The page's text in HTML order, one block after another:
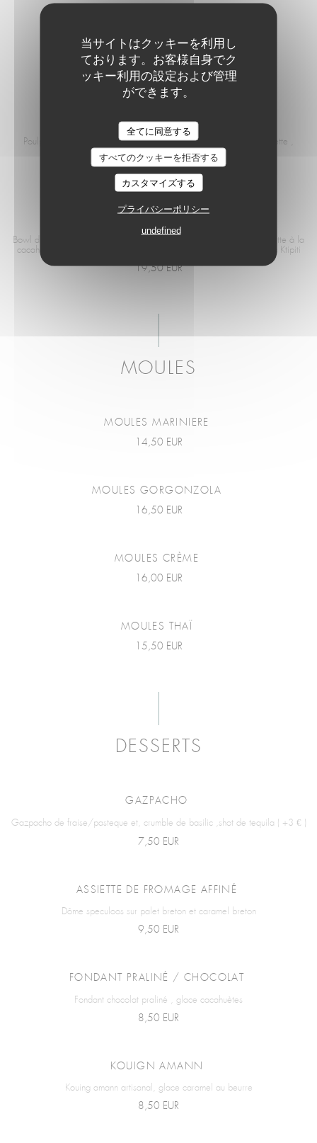
当サイトはクッキーを利用し
ております。お客様自身でク
ッキー利用の設定および管理
ができます。
全てに同意する
すべてのクッキーを拒否する
カスタマイズする
プライバシーポリシー
undefined
Steak haché et frite ou Fish and chips Boisson et Glace
12,00 EUR
POULPE
Poulpe grillé, purée de coco au sésame , sauce chimichurri , roquette ,
légume de la ferme
21,50 EUR
Bowl du café Tataki de thon , algues Wakamé/fève , sauce Vinaigrette à la
cacahuètes, mangue , riz sushi , tomate Version Végétarienne : avec Ktipiti
19,50 EUR
MOULES
MOULES MARINIERE
14,50 EUR
MOULES GORGONZOLA
16,50 EUR
MOULES CRÈME
16,00 EUR
MOULES THAÏ
15,50 EUR
DESSERTS
GAZPACHO
Gazpacho de fraise/pasteque et, crumble de basilic ,shot de tequila ( +3 € )
7,50 EUR
ASSIETTE DE FROMAGE AFFINÉ
Dôme speculoos sur palet breton et caramel breton
9,50 EUR
FONDANT PRALINÉ / CHOCOLAT
Fondant chocolat praliné , glace cacahuètes
8,50 EUR
KOUIGN AMANN
Kouing amann artisanal, glace caramel au beurre
8,50 EUR
Le Café de la Plage